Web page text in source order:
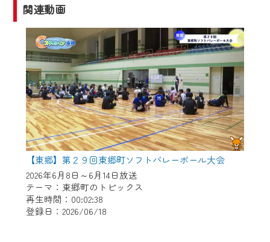
関連動画
【東郷】第２９回東郷町ソフトバレーボール大会
2026年6月8日～6月14日放送
テーマ：東郷町のトピックス
再生時間：00:02:38
登録日：2026/06/18
2024年9月24日からはご加入者様へのサー
ビス向上のため、
『CCNet Web TV』を利用いただくには、
一部コンテンツを除き、
CCNetサービスへの加入と『CCNetマイ
ページ※』へのログインが必要となりま
す。
何卒、ご理解ご了承の程よろしくお願い
いたします。
※マイページへのログインには、MyIDが必
要となります。
※MyIDとは、CCNet Web TVを含むCCNetの
各種サービスをご利用頂くためのIDです。